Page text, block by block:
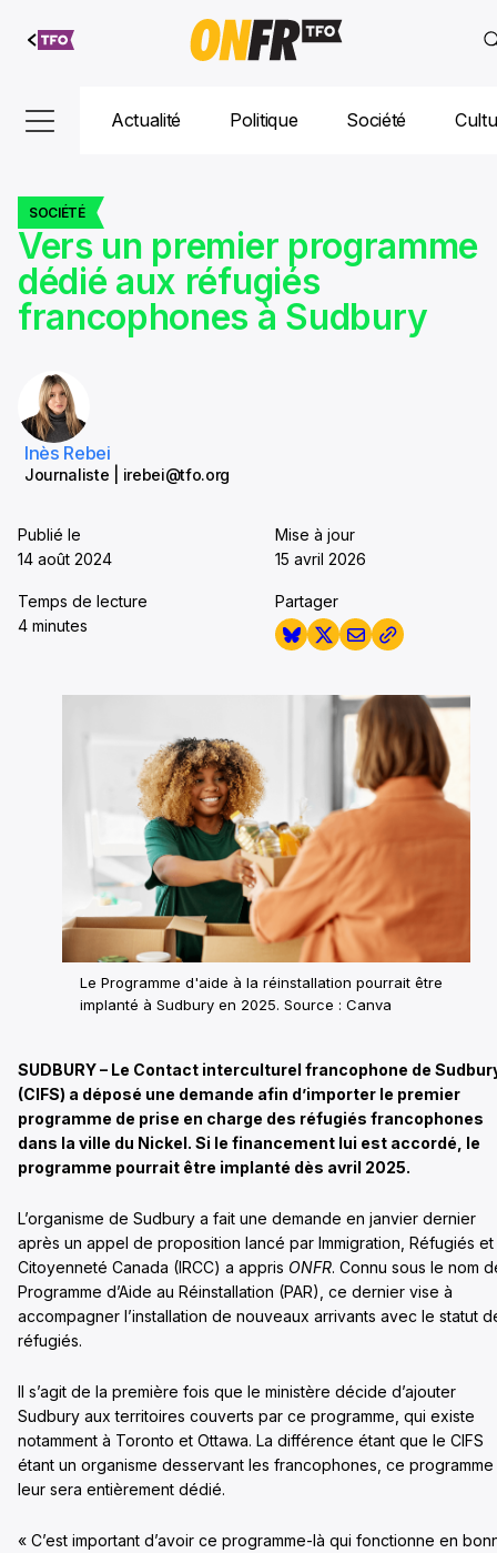
Aller au
contenu
Actualité Politique Société
SOCIÉTÉ
Vers un premier programme
dédié aux réfugiés
francophones à Sudbury
Inès Rebei
Journaliste | irebei@tfo.org
Publié le
14 août 2024
Mise à jour
15 avril 2026
Temps de lecture
4 minutes
Partager
Le Programme d'aide à la réinstallation pourrait être
implanté à Sudbury en 2025. Source : Canva
SUDBURY – Le Contact interculturel francophone de
(CIFS) a déposé une demande afin d’importer le premier
programme de prise en charge des réfugiés francophones
dans la ville du Nickel. Si le financement lui est accordé, le
programme pourrait être implanté dès avril 2025.
L’organisme de Sudbury a fait une demande en janvier dernier
après un appel de proposition lancé par Immigration, Réfugiés et
Citoyenneté Canada (IRCC) a appris ONFR. Connu sous le nom
Programme d’Aide au Réinstallation (PAR), ce dernier vise à
accompagner l’installation de nouveaux arrivants avec le statut
réfugiés.
Il s’agit de la première fois que le ministère décide d’ajouter
Sudbury aux territoires couverts par ce programme, qui existe
notamment à Toronto et Ottawa. La différence étant que le CIFS
étant un organisme desservant les francophones, ce programme
leur sera entièrement dédié.
« C’est important d’avoir ce programme-là qui fonctionne en